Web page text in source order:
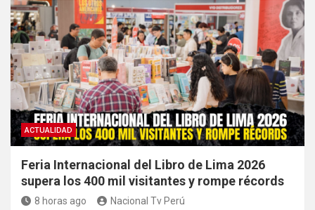
ACTUALIDAD
Feria Internacional del Libro de Lima 2026
supera los 400 mil visitantes y rompe récords
8 horas ago Nacional Tv Perú